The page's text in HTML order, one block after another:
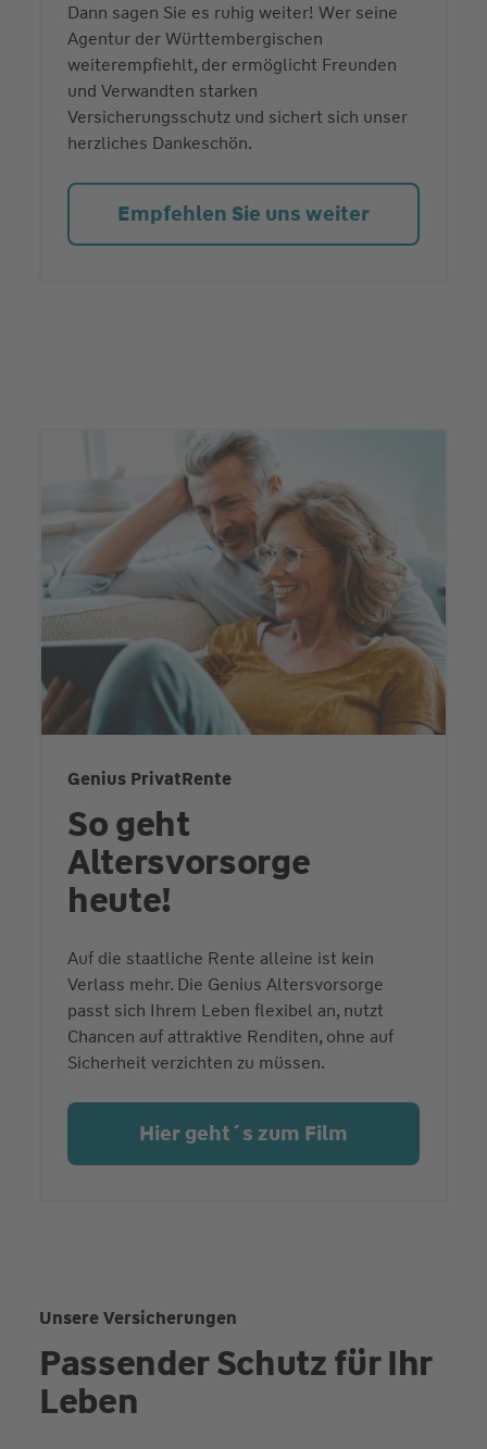
Dann sagen Sie es ruhig weiter! Wer seine
Agentur der Württembergischen
weiterempfiehlt, der ermöglicht Freunden
und Verwandten starken
Versicherungsschutz und sichert sich unser
herzliches Dankeschön.
Empfehlen Sie uns weiter
Genius PrivatRente
So geht
Altersvorsorge
heute!
Auf die staatliche Rente alleine ist kein
Verlass mehr. Die Genius Altersvorsorge
passt sich Ihrem Leben flexibel an, nutzt
Chancen auf attraktive Renditen, ohne auf
Sicherheit verzichten zu müssen.
Hier geht´s zum Film
Unsere Versicherungen
Passender Schutz für Ihr
Leben